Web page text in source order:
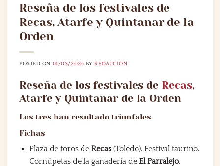
Reseña de los festivales de
Recas, Atarfe y Quintanar de la
Orden
POSTED ON 01/03/2026 BYREDACCIÓN
Reseña de los festivales de Recas,
Atarfe y Quintanar de la Orden
Los tres han resultado triunfales
Fichas
Plaza de toros de Recas(Toledo). Festival taurino.
Cornúpetas de la ganadería de El Parralejo.